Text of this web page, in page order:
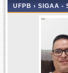
UFPB › SIGAA -